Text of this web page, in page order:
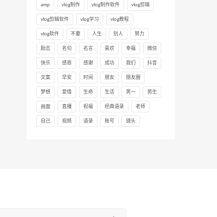
amp vlog制作 vlog制作软件 vlog剪辑
vlog剪辑软件 vlog学习 vlog教程
vlog软件 不要 人生 别人 努力
励志 名句 名言 喜欢 幸福 微信
快乐 感恩 感谢 成功 我们 抖音
文案 早安 时间 朋友 朋友圈
梦想 爱情 生命 生活 男一 男生
画面 直播 祝福 经典语录 老师
自己 视频 语录 账号 镜头